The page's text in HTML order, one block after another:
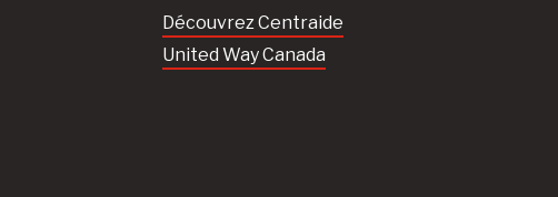
Découvrez Centraide
United Way Canada